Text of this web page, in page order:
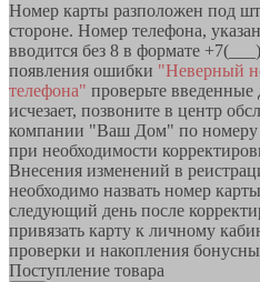
Номер карты разположен под
стороне. Номер телефона,
вводится без 8 в формате
появления ошибки "Неверный
телефона" проверьте
исчезает, позвоните в центр
компании "Ваш Дом" по номеру
при необходимости
Внесения изменений в
необходимо назвать номер
следующий день после
привязать карту к личному
проверки и накопления
Поступление товара